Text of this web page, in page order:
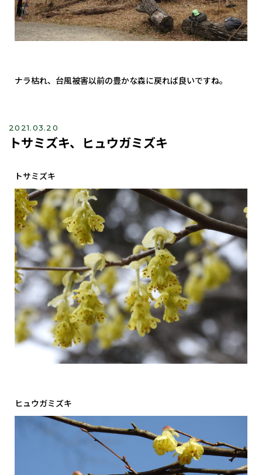
ナラ枯れ、台風被害以前の豊かな森に戻れば良いですね。
2021.03.20
トサミズキ、ヒュウガミズキ
トサミズキ
ヒュウガミズキ